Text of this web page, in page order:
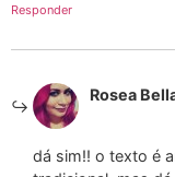
Responder
Rosea
dá sim!! o texto é